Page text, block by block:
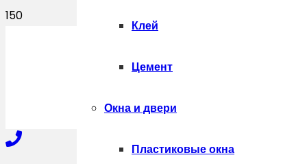
Клей
Цемент
Окна и двери
Пластиковые окна